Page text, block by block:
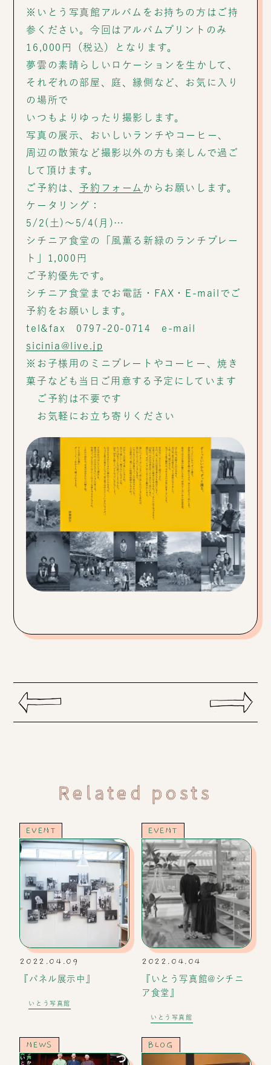
※いとう写真館アルバムをお持ちの方はご持
参ください。今回はアルバムプリントのみ
16,000円（税込）となります。
夢雲の素晴らしいロケーションを生かして、
それぞれの部屋、庭、縁側など、お気に入り
の場所で
いつもよりゆったり撮影します。
写真の展示、おいしいランチやコーヒー、
周辺の散策など撮影以外の方も楽しんで過ご
して頂けます。
ご予約は、 予約フォーム からお願いします。
ケータリング：
5/2(土)～5/4(月)…
シチニア食堂の「風薫る新緑のランチプレー
ト」1,000円
ご予約優先です。
シチニア食堂までお電話・FAX・E-mailでご
予約をお願いします。
tel&fax 0797-20-0714 e-mail
sicinia@live.jp
※お子様用のミニプレートやコーヒー、焼き
菓子なども当日ご用意する予定にしています
ご予約は不要です
お気軽にお立ち寄りください
Related posts
EVENT
2022.04.09
『パネル展示中』
いとう写真館
EVENT
2022.04.04
『いとう写真館@シチニ
ア食堂』
いとう写真館
NEWS BLOG